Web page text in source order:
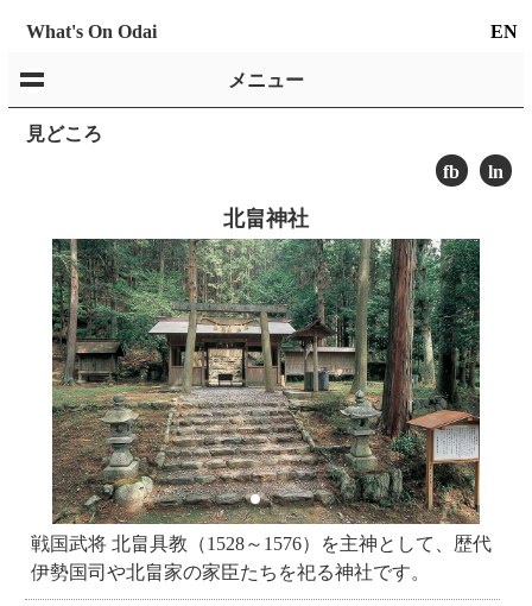
What's On Odai EN
メニュー
見どころ
fb
ln
北畠神社
戦国武将 北畠具教（1528～1576）を主神として、歴代
伊勢国司や北畠家の家臣たちを祀る神社です。